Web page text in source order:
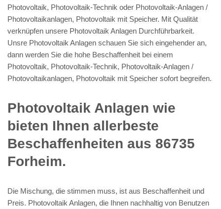
Photovoltaik, Photovoltaik-Technik oder Photovoltaik-Anlagen /
Photovoltaikanlagen, Photovoltaik mit Speicher. Mit Qualität
verknüpfen unsere Photovoltaik Anlagen Durchführbarkeit.
Unsre Photovoltaik Anlagen schauen Sie sich eingehender an,
dann werden Sie die hohe Beschaffenheit bei einem
Photovoltaik, Photovoltaik-Technik, Photovoltaik-Anlagen /
Photovoltaikanlagen, Photovoltaik mit Speicher sofort begreifen.
Photovoltaik Anlagen wie
bieten Ihnen allerbeste
Beschaffenheiten aus 86735
Forheim.
Die Mischung, die stimmen muss, ist aus Beschaffenheit und
Preis. Photovoltaik Anlagen, die Ihnen nachhaltig von Benutzen